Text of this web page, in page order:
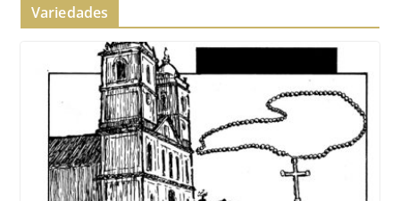
Variedades